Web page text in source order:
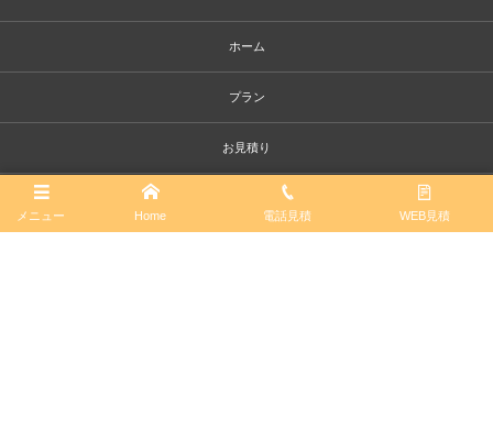
ホーム
プラン
お見積り
メニュー Home 電話見積 WEB見積